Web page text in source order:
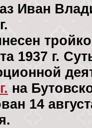
Иван
1937 г.
на
14